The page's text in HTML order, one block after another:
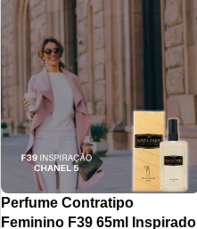
Perfume Contratipo
Feminino F39 65ml Inspirado